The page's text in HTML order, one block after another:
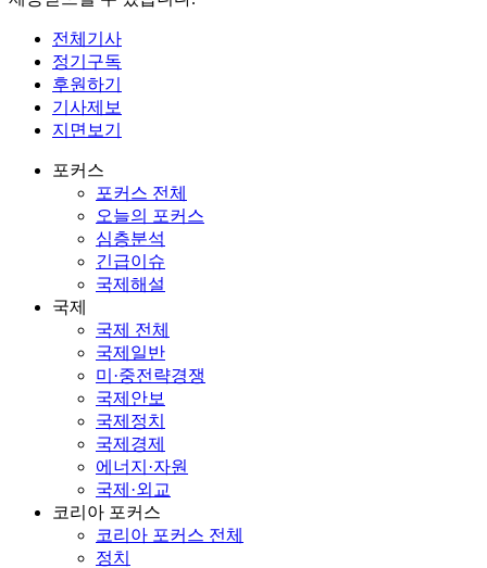
전체기사
정기구독
후원하기
기사제보
지면보기
포커스
포커스 전체
오늘의 포커스
심층분석
긴급이슈
국제해설
국제
국제 전체
국제일반
미·중전략경쟁
국제안보
국제정치
국제경제
에너지·자원
국제·외교
코리아 포커스
코리아 포커스 전체
정치